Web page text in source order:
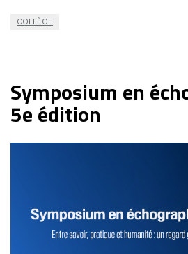
COLLÈGE
Symposium en
5e édition